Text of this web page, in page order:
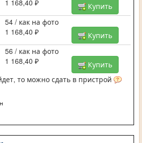
1 168,40 ₽
Купить
54 / как на фото
1 168,40 ₽
Купить
56 / как на фото
1 168,40 ₽
Купить
то можно сдать в пристрой